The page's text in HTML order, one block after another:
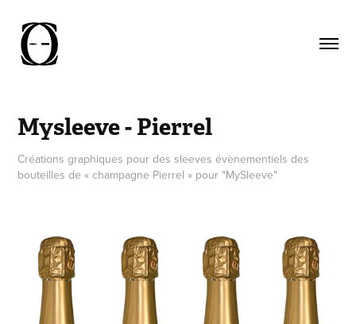
Mysleeve - Pierrel
Créations graphiques pour des sleeves évènementiels des
bouteilles de « champagne Pierrel » pour "MySleeve"